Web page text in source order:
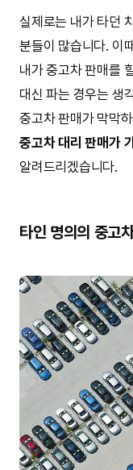
실제로는 내가 타던
분들이 많습니다. 이
내가 중고차 판매를
대신 파는 경우는 생
중고차 판매가 막막
중고차 대리 판매가
알려드리겠습니다.
타인 명의의 중고